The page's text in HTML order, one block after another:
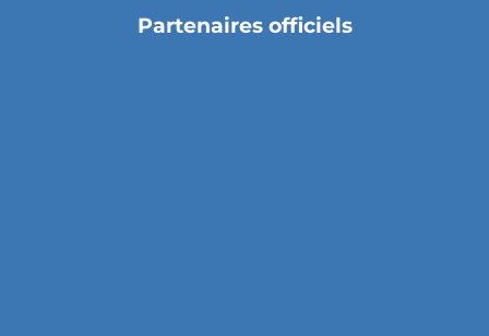
Partenaires officiels